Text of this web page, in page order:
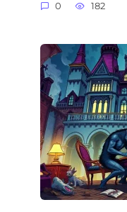
0 182